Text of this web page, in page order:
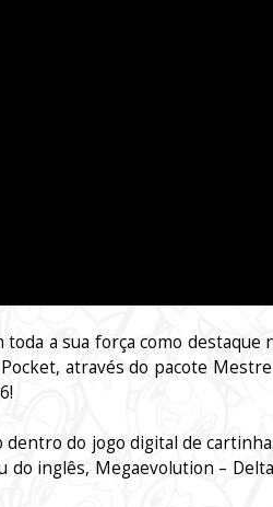
a sua força como destaque
através do pacote
do jogo digital de
do inglês, Megaevolution –